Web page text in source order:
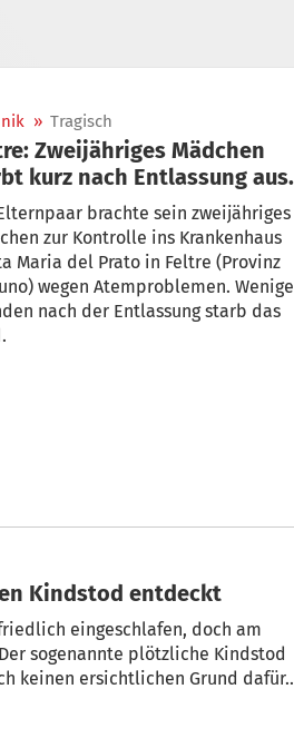
» Tragisch
Zweijähriges Mädchen
kurz nach Entlassung aus
Spital brachte sein zweijähriges
zur Kontrolle ins Krankenhaus
Maria del Prato in Feltre (Provinz
wegen Atemproblemen. Wenige
nach der Entlassung starb das
Kindstod entdeckt
eingeschlafen, doch am
sogenannte plötzliche Kindstod
keinen ersichtlichen Grund dafür.